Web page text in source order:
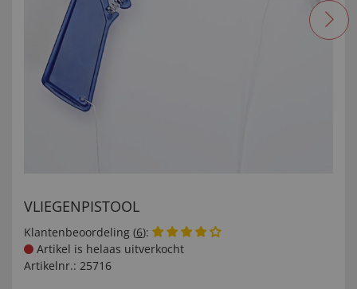
VLIEGENPISTOOL
Klantenbeoordeling (6):
Artikel is helaas uitverkocht
Artikelnr.: 25716